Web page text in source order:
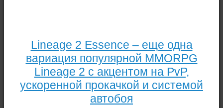
Lineage 2 Essence – еще одна
вариация популярной MMORPG
Lineage 2 с акцентом на PvP,
ускоренной прокачкой и системой
автобоя